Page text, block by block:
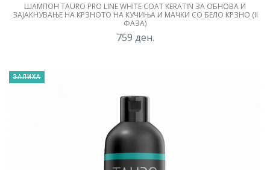
ШАМПОН TAURO PRO LINE WHITE COAT KERATIN ЗА ОБНОВА И
ЗАЈАКНУВАЊЕ НА КРЗНОТО НА КУЧИЊА И МАЧКИ СО БЕЛО КРЗНО (II
ФАЗА)
759 ден.
ЗАЛИХА